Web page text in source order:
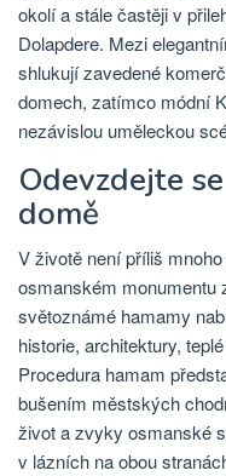
okolí a stále častěji v
Dolapdere. Mezi
shlukují zavedené
domech, zatímco módní
nezávislou uměleckou
Odevzdejte
domě
V životě není příliš
osmanském monumentu
světoznámé hamamy
historie, architektury,
Procedura hamam
bušením městských
život a zvyky osmanské
v lázních na obou